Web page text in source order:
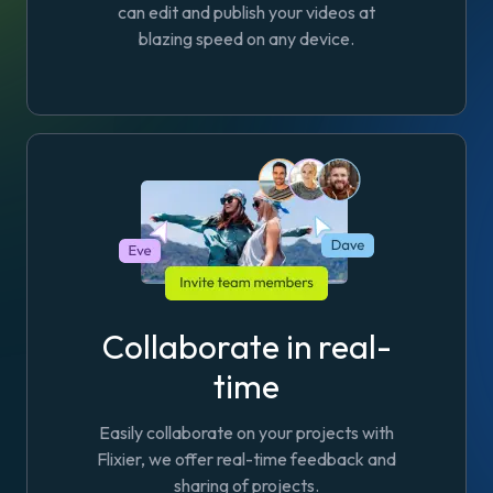
can edit and publish your videos at
blazing speed on any device.
Collaborate in real-
time
Easily collaborate on your projects with
Flixier, we offer real-time feedback and
sharing of projects.